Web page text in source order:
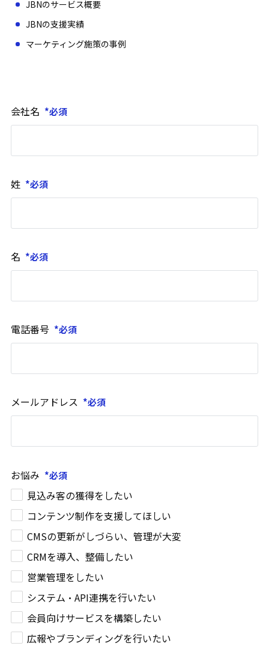
JBNのサービス概要
JBNの支援実績
マーケティング施策の事例
会社名
姓
名
電話番号
メールアドレス
お悩み
見込み客の獲得をしたい
コンテンツ制作を支援してほしい
CMSの更新がしづらい、管理が大変
CRMを導入、整備したい
営業管理をしたい
システム・API連携を行いたい
会員向けサービスを構築したい
広報やブランディングを行いたい